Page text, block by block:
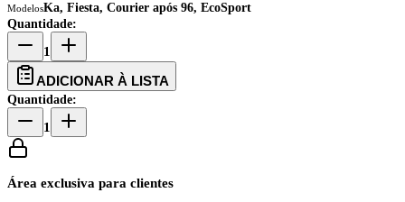
ModelosKa, Fiesta, Courier após 96, EcoSport
Quantidade:
1
ADICIONAR À LISTA
Quantidade:
1
Área exclusiva para clientes